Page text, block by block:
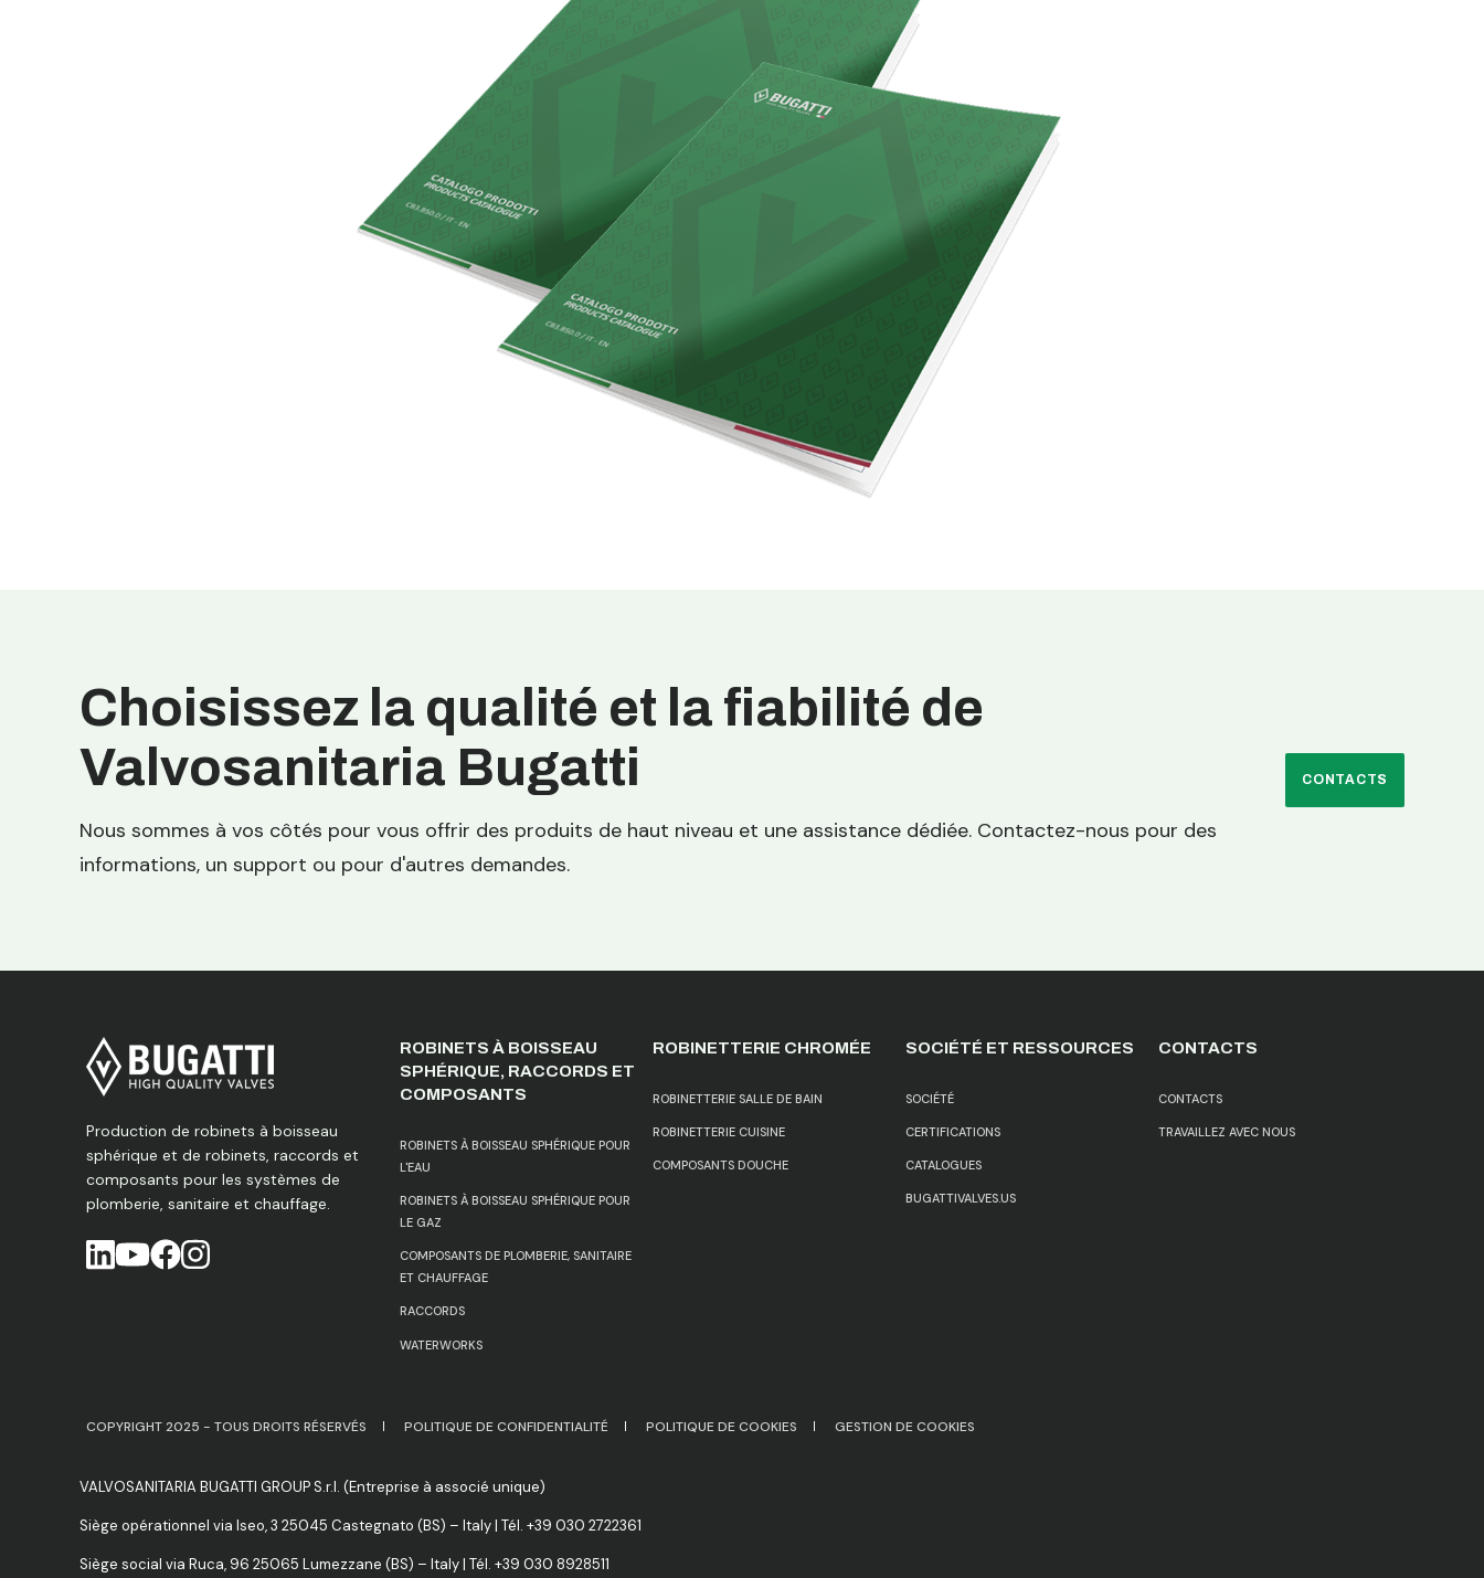
Choisissez la qualité et la fiabilité de
Valvosanitaria Bugatti
Nous sommes à vos côtés pour vous offrir des produits de haut niveau et une assistance dédiée. Contactez-nous pour des
informations, un support ou pour d'autres demandes.
CONTACTS
Production de robinets à boisseau
sphérique et de robinets, raccords et
composants pour les systèmes de
plomberie, sanitaire et chauffage.
S’ouvre dans un nouvel onglet
ROBINETS À BOISSEAU
SPHÉRIQUE, RACCORDS ET
COMPOSANTS
ROBINETS À BOISSEAU SPHÉRIQUE POUR
L'EAU
ROBINETS À BOISSEAU SPHÉRIQUE POUR
LE GAZ
COMPOSANTS DE PLOMBERIE, SANITAIRE
ET CHAUFFAGE
RACCORDS
WATERWORKS
ROBINETTERIE CHROMÉE
ROBINETTERIE SALLE DE BAIN
ROBINETTERIE CUISINE
COMPOSANTS DOUCHE
SOCIÉTÉ ET RESSOURCES
SOCIÉTÉ
CERTIFICATIONS
CATALOGUES
BUGATTIVALVES.US
CONTACTS
CONTACTS
TRAVAILLEZ AVEC NOUS
COPYRIGHT 2025 - TOUS DROITS RÉSERVÉS POLITIQUE DE CONFIDENTIALITÉ POLITIQUE DE COOKIES GESTION DE COOKIES
VALVOSANITARIA BUGATTI GROUP S.r.l. (Entreprise à associé unique)
Siège opérationnel via Iseo, 3 25045 Castegnato (BS) – Italy | Tél. +39 030 2722361
Siège social via Ruca, 96 25065 Lumezzane (BS) – Italy | Tél. +39 030 8928511